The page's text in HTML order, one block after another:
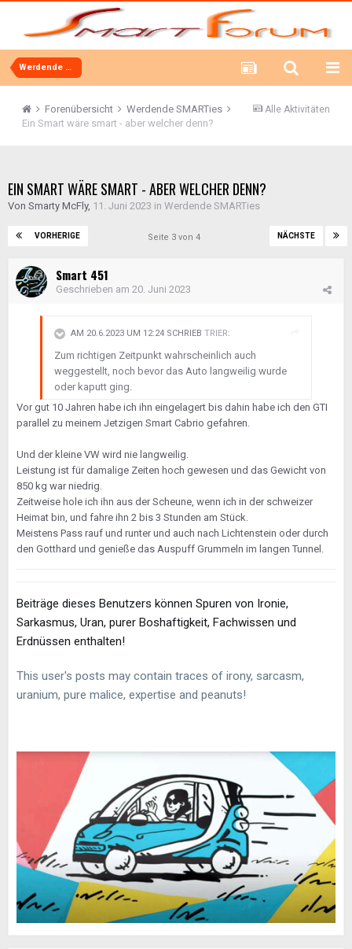
Werdende SMARTies
Alle Aktivitäten
Forenübersicht
Werdende SMARTies
Ein Smart wäre smart - aber welcher denn?
EIN SMART WÄRE SMART - ABER WELCHER DENN?
Von Smarty McFly, 11. Juni 2023 in Werdende SMARTies
VORHERIGE NÄCHSTE
Seite 3 von 4
Smart 451
Geschrieben am 20. Juni 2023
AM 20.6.2023 UM 12:24 SCHRIEB TRIER:
Zum richtigen Zeitpunkt wahrscheinlich auch
weggestellt, noch bevor das Auto langweilig wurde
oder kaputt ging.
Vor gut 10 Jahren habe ich ihn eingelagert bis dahin habe ich den GTI
parallel zu meinem Jetzigen Smart Cabrio gefahren.
Und der kleine VW wird nie langweilig.
Leistung ist für damalige Zeiten hoch gewesen und das Gewicht von
850 kg war niedrig.
Zeitweise hole ich ihn aus der Scheune, wenn ich in der schweizer
Heimat bin, und fahre ihn 2 bis 3 Stunden am Stück.
Meistens Pass rauf und runter und auch nach Lichtenstein oder durch
den Gotthard und genieße das Auspuff Grummeln im langen Tunnel.
Beiträge dieses Benutzers können Spuren von Ironie,
Sarkasmus, Uran, purer Boshaftigkeit, Fachwissen und
Erdnüssen enthalten!
This user's posts may contain traces of irony, sarcasm,
uranium, pure malice, expertise and peanuts!